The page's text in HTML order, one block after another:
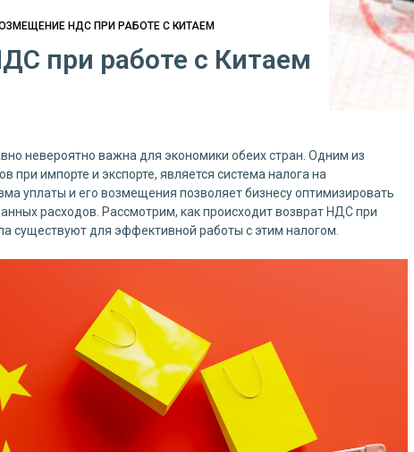
НДС ПРИ РАБОТЕ С КИТАЕМ
при работе с Китаем
невероятно важна для экономики обеих стран. Одним из
импорте и экспорте, является система налога на
уплаты и его возмещения позволяет бизнесу оптимизировать
расходов. Рассмотрим, как происходит возврат НДС при
существуют для эффективной работы с этим налогом.